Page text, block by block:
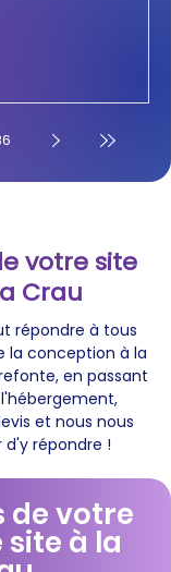
votre site
Crau
répondre à tous
la conception à la
en passant
et nous nous
d'y répondre !
de votre
à la